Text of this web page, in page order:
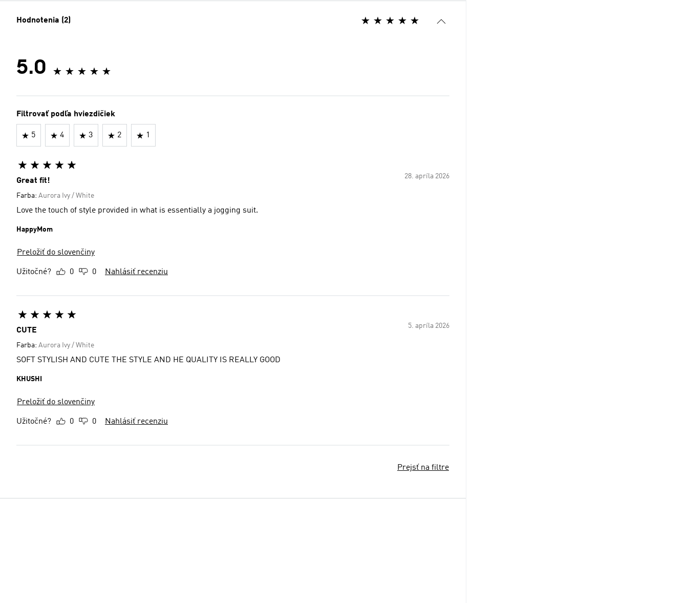
Hodnotenia (2)
5.0
Filtrovať podľa hviezdičiek
5 4 3 2 1
28. apríla 2026
Great fit!
Farba: Aurora Ivy / White
Love the touch of style provided in what is essentially a jogging suit.
HappyMom
Preložiť do slovenčiny
Užitočné? 0 0 Nahlásiť recenziu
5. apríla 2026
CUTE
Farba: Aurora Ivy / White
SOFT STYLISH AND CUTE THE STYLE AND HE QUALITY IS REALLY GOOD
KHUSHI
Preložiť do slovenčiny
Užitočné? 0 0 Nahlásiť recenziu
Prejsť na filtre